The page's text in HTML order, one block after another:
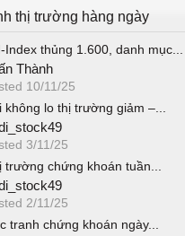
thị trường hàng ngày
Index thủng 1.600, danh mục...
Thành
10/11/25
không lo thị trường giảm –...
3/11/25
trường chứng khoán tuần...
2/11/25
tranh chứng khoán ngày...